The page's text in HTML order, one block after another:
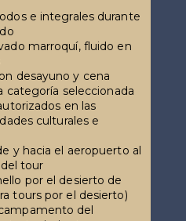
e integrales durante
marroquí, fluido en
desayuno y cena
categoría seleccionada
en las
culturales e
y hacia el aeropuerto al
tour
por el desierto de
tours por el desierto)
del